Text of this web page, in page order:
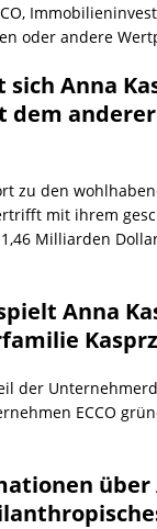
oder andere
sich Anna
dem
zu den
mit ihrem
Milliarden
Anna
der
ECCO
über